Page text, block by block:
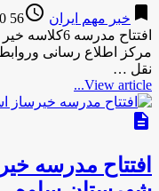
bookmark خبر مهم ایران access_time
56 years ago
0
افتتاح
مرکز اطلاع رسانی
نقل …
View article...
description
افتتاح مدرسه